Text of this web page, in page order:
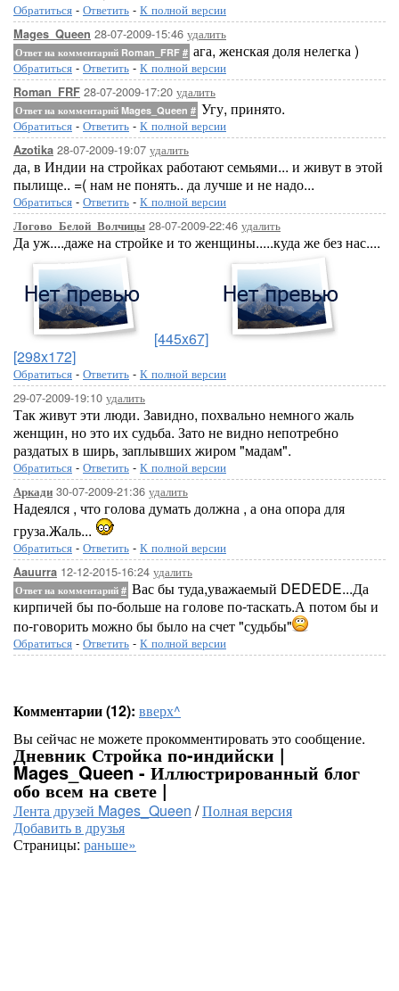
Обратиться - Ответить - К полной версии
Mages_Queen 28-07-2009-15:46 удалить
Ответ на комментарий Roman_FRF # ага, женская доля нелегка )
Обратиться - Ответить - К полной версии
Roman_FRF 28-07-2009-17:20 удалить
Ответ на комментарий Mages_Queen # Угу, принято.
Обратиться - Ответить - К полной версии
Azotika 28-07-2009-19:07 удалить
да, в Индии на стройках работают семьями... и живут в этой
пылище.. =( нам не понять.. да лучше и не надо...
Обратиться - Ответить - К полной версии
Логово_Белой_Волчицы 28-07-2009-22:46 удалить
Да уж....даже на стройке и то женщины.....куда же без нас....
[445x67]
[298x172]
Обратиться - Ответить - К полной версии
29-07-2009-19:10 удалить
Так живут эти люди. Завидно, похвально немного жаль
женщин, но это их судьба. Зато не видно непотребно
раздатых в ширь, заплывших жиром "мадам".
Обратиться - Ответить - К полной версии
Аркади 30-07-2009-21:36 удалить
Надеялся , что голова думать должна , а она опора для
груза.Жаль...
Обратиться - Ответить - К полной версии
Aauurra 12-12-2015-16:24 удалить
Ответ на комментарий # Вас бы туда,уважаемый DEDEDE...Да
кирпичей бы по-больше на голове по-таскать.А потом бы и
по-говорить можно бы было на счет "судьбы"
Обратиться - Ответить - К полной версии
Комментарии (12): вверх^
Вы сейчас не можете прокомментировать это сообщение.
Дневник Стройка по-индийски |
Mages_Queen - Иллюстрированный блог
обо всем на свете |
Лента друзей Mages_Queen /Полная версия
Добавить в друзья
Страницы: раньше»